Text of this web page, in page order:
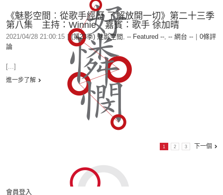
《魅影空間︰從歌手經歷 了解放開一切》第二十三季
第八集 主持：Winnie 嘉賓：歌手 徐加晴
2021/04/28 21:00:15 | (第23季) 魅影空間 , -- Featured --, -- 網台 --
0條評
論
[...]
進一步了解
1 2 3 下一個
會員登入